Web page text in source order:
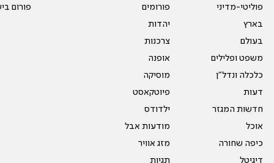
פוליטי-מדיני
בארץ
בעולם
משפט ופלילים
כלכלה ונדל"ן
דעות
חדשות המגזר
אוכל
כיפה שחורה
דיגיטל
פורומים
יהדות
צרכנות
אופנה
מוסיקה
פיוטקאסט
ילדודס
מודעות אבל
מזג אוויר
תגיות
פורום